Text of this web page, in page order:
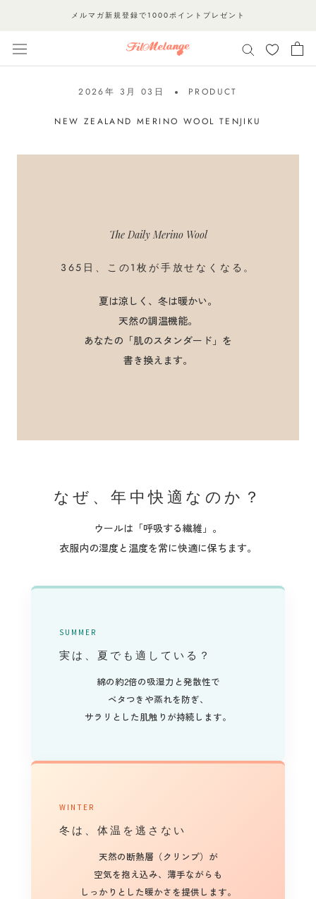
プ
メルマガ新規登録で1000ポイントプレゼント
2026年 3月 03日 PRODUCT
NEW ZEALAND MERINO WOOL TENJIKU
The Daily Merino Wool
365日、この1枚が手放せなくなる。
夏は涼しく、冬は暖かい。
天然の調温機能。
あなたの「肌のスタンダード」を
書き換えます。
なぜ、年中快適なのか？
ウールは「呼吸する繊維」。
衣服内の湿度と温度を常に快適に保ちます。
SUMMER
実は、夏でも適している？
綿の約2倍の吸湿力と発散性で
ベタつきや蒸れを防ぎ、
サラリとした肌触りが持続します。
WINTER
冬は、体温を逃さない
天然の断熱層（クリンプ）が
空気を抱え込み、薄手ながらも
しっかりとした暖かさを提供します。